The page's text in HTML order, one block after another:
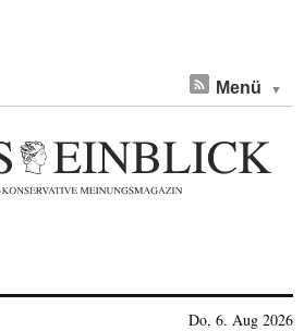
Menü
Do, 6. Aug 2026